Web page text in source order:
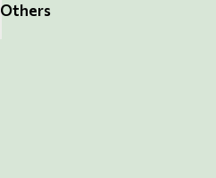
Others